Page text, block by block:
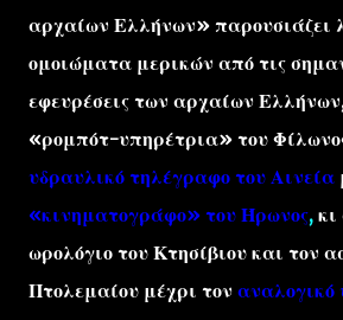
αρχαίων Ελλήνων» παρουσιάζει
ομοιώματα μερικών από τις
εφευρέσεις των αρχαίων
«ρομπότ-υπηρέτρια» του
υδραυλικό τηλέγραφο του Αινεία
«κινηματογράφο» του Ήρωνος,
ωρολόγιο του Κτησίβιου και τον
Πτολεμαίου μέχρι τον αναλογικό